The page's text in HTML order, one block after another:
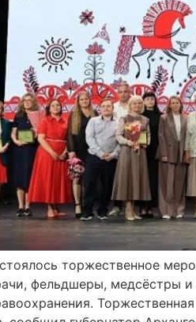
торжественное
фельдшеры, медсёстры